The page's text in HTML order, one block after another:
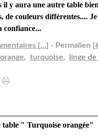
il y aura une autre table
de couleurs différentes....
confiance...
[…] - Permalien [
orange, turquoise, linge
table " Turquoise orangée"